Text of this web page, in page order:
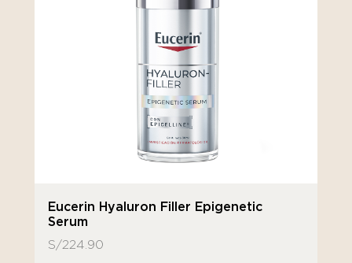
Eucerin Hyaluron Filler Epigenetic
Serum
S/224.90